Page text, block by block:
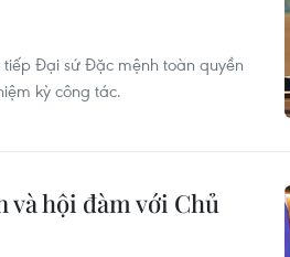
Đại sứ Đặc mệnh toàn quyền
kỳ công tác.
và hội đàm với Chủ